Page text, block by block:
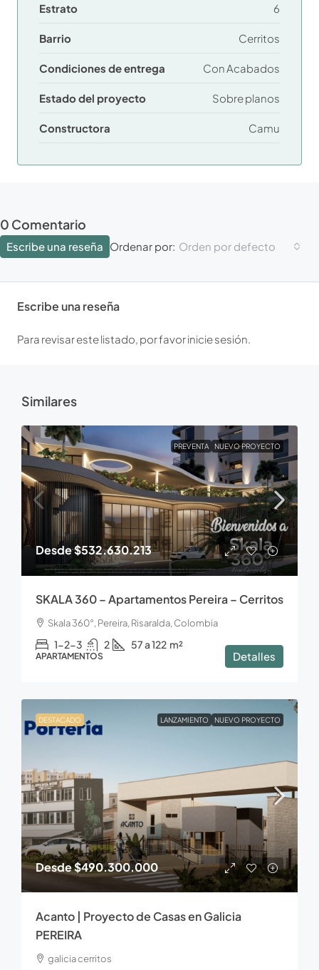
Estrato 6
Barrio Cerritos
Condiciones de entrega Con Acabados
Estado del proyecto Sobre planos
Constructora Camu
0 Comentario
Ordenar por: Orden por defecto
Escribe una reseña
Escribe una reseña
Para revisar este listado, por favor inicie sesión.
Similares
PREVENTA NUEVO PROYECTO
Desde$532.630.213
SKALA 360 – Apartamentos Pereira – Cerritos
Skala 360°, Pereira, Risaralda, Colombia
1-2-3 2 57 a 122 m²
APARTAMENTOS Detalles
DESTACADO LANZAMIENTO NUEVO PROYECTO
Desde$490.300.000
Acanto | Proyecto de Casas en Galicia
PEREIRA
galicia cerritos